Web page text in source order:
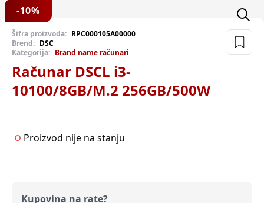
-10%
Šifra proizvoda: RPC000105A00000
Brend: DSC
Kategorija: Brand name računari
Računar DSCL i3-
10100/8GB/M.2 256GB/500W
Proizvod nije na stanju
Kupovina na rate?